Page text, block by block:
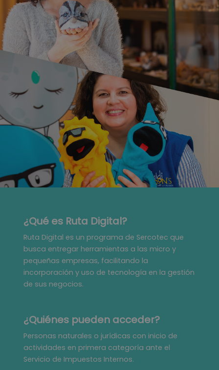
¿Qué es Ruta Digital?
Ruta Digital es un programa de Sercotec que
busca entregar herramientas a las micro y
pequeñas empresas, facilitando la
incorporación y uso de tecnología en la gestión
de sus negocios.
¿Quiénes pueden acceder?
Personas naturales o jurídicas con inicio de
actividades en primera categoría ante el
Servicio de Impuestos Internos.